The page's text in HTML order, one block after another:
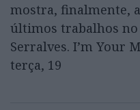
mostra, finalmente,
últimos trabalhos no
Serralves. I’m Your
terça, 19